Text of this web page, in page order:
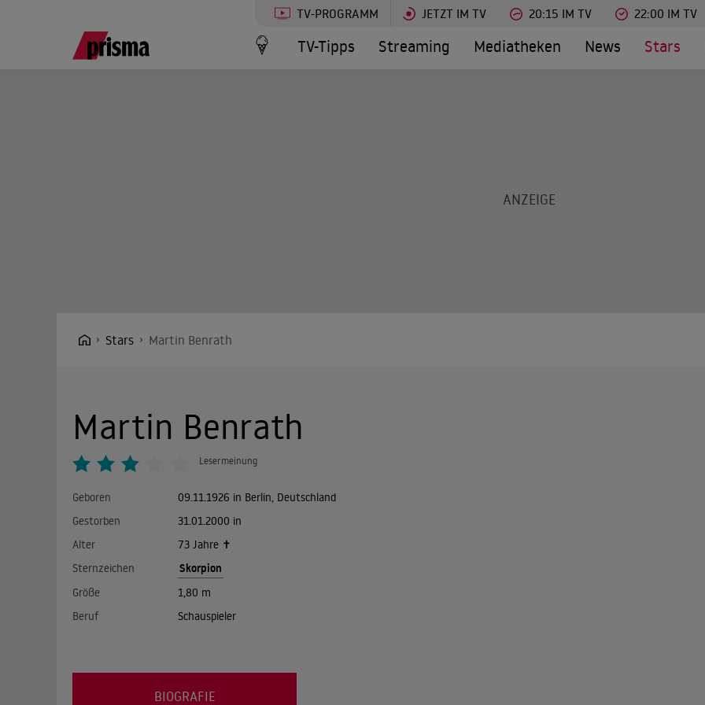
TV-PROGRAMM JETZT IM TV 20:15 IM TV 22:00 IM TV
TV-Tipps Streaming Mediatheken News Stars
Stars Martin Benrath
Martin Benrath
Lesermeinung
Geboren
09.11.1926 in Berlin, Deutschland
Gestorben
31.01.2000 in
Alter
73 Jahre ✝
Sternzeichen
Skorpion
Größe
1,80 m
Beruf
Schauspieler
BIOGRAFIE